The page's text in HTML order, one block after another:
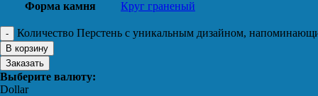
Форма камня Круг граненый
Количество Перстень с уникальным дизайном,
В корзину
Заказать
Выберите валюту:
Dollar